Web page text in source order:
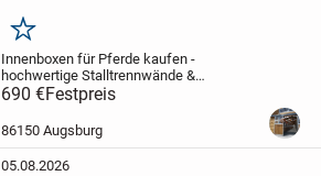
Merken
Innenboxen für Pferde kaufen -
hochwertige Stalltrennwände &
Boxensysteme vom Hersteller
Hochwertige Innenboxen für Pferde und
stabile Trennwände für moderne
Pferdeställe
Unsere Innenboxen für...
690 €Festpreis
86150 Augsburg
05.08.2026